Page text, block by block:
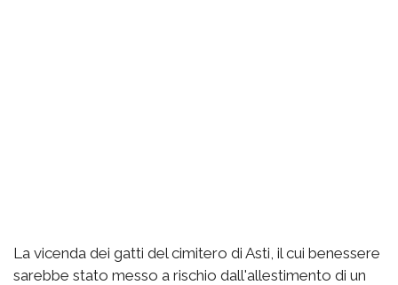
La vicenda dei gatti del cimitero di Asti, il cui benessere
sarebbe stato messo a rischio dall'allestimento di un